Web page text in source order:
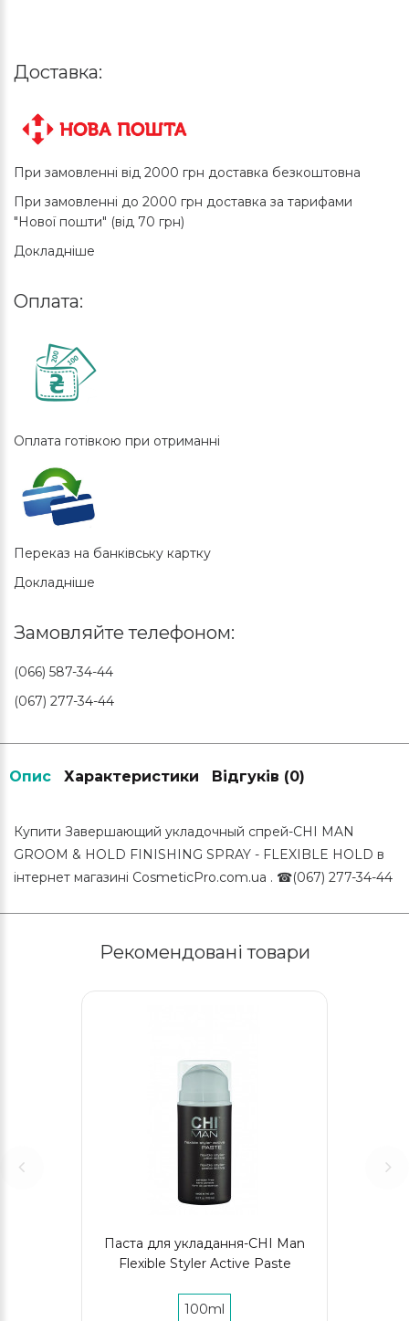
Доставка:
При замовленні від 2000 грн доставка безкоштовна
При замовленні до 2000 грн доставка за тарифами
"Нової пошти" (від 70 грн)
Докладніше
Оплата:
Оплата готівкою при отриманні
Переказ на банківську картку
Докладніше
Замовляйте телефоном:
(066) 587-34-44
(067) 277-34-44
Опис Характеристики Відгуків (0)
Купити Завершающий укладочный спрей-CHI MAN
GROOM & HOLD FINISHING SPRAY - FLEXIBLE HOLD в
інтернет магазині CosmeticPro.com.ua . ☎(067) 277-34-44
Рекомендовані товари
Паста для укладання-CHI Man
Flexible Styler Active Paste
100ml